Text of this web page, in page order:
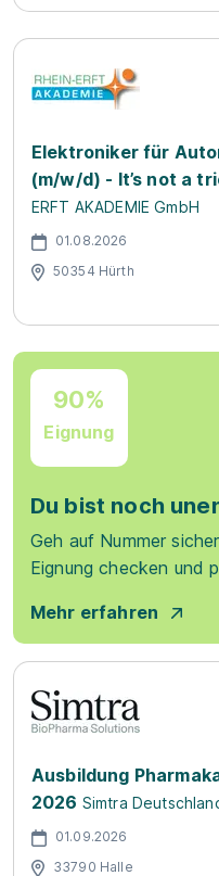
Elektroniker für
(m/w/d) - It’s not a
ERFT AKADEMIE GmbH
01.08.2026
50354 Hürth
90%
Eignung
Du bist noch
Geh auf Nummer
Eignung checken und
Mehr erfahren
Ausbildung
2026 Simtra
01.09.2026
33790 Halle